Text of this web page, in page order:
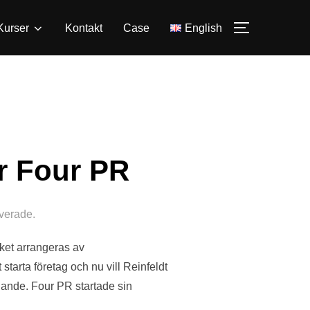
Kontakt Case English SLÅ PÅ/
Four PR
arrangeras av
företag och nu vill Reinfeldt
Four PR startade sin